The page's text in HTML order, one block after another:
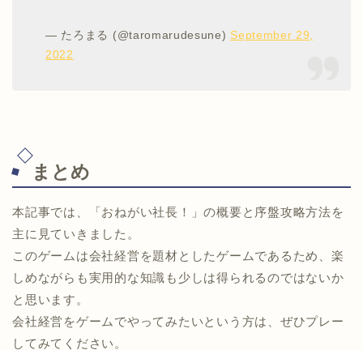
— たろまる (@taromarudesune) September 29,
2022
まとめ
本記事では、「おねがい社長！」の概要と序盤攻略方法を
主に見ていきました。
このゲームは会社経営を題材としたゲームであるため、楽
しめながらも実用的な知識も少しは得られるのではないか
と思います。
会社経営をゲームでやってみたいという方は、ぜひプレー
してみてください。